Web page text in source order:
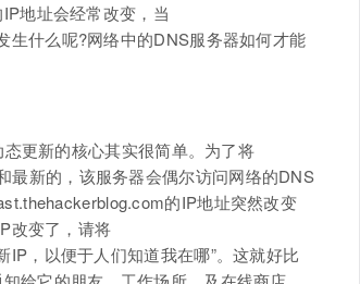
地址会经常改变，当
生什么呢?网络中的DNS服务器如何才能
更新的核心其实很简单。为了将
最新的，该服务器会偶尔访问网络的DNS
的IP地址突然改变
改变了，请将
，以便于人们知道我在哪”。这就好比